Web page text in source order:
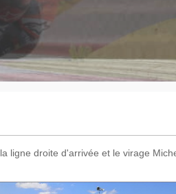
ligne droite d'arrivée et le virage